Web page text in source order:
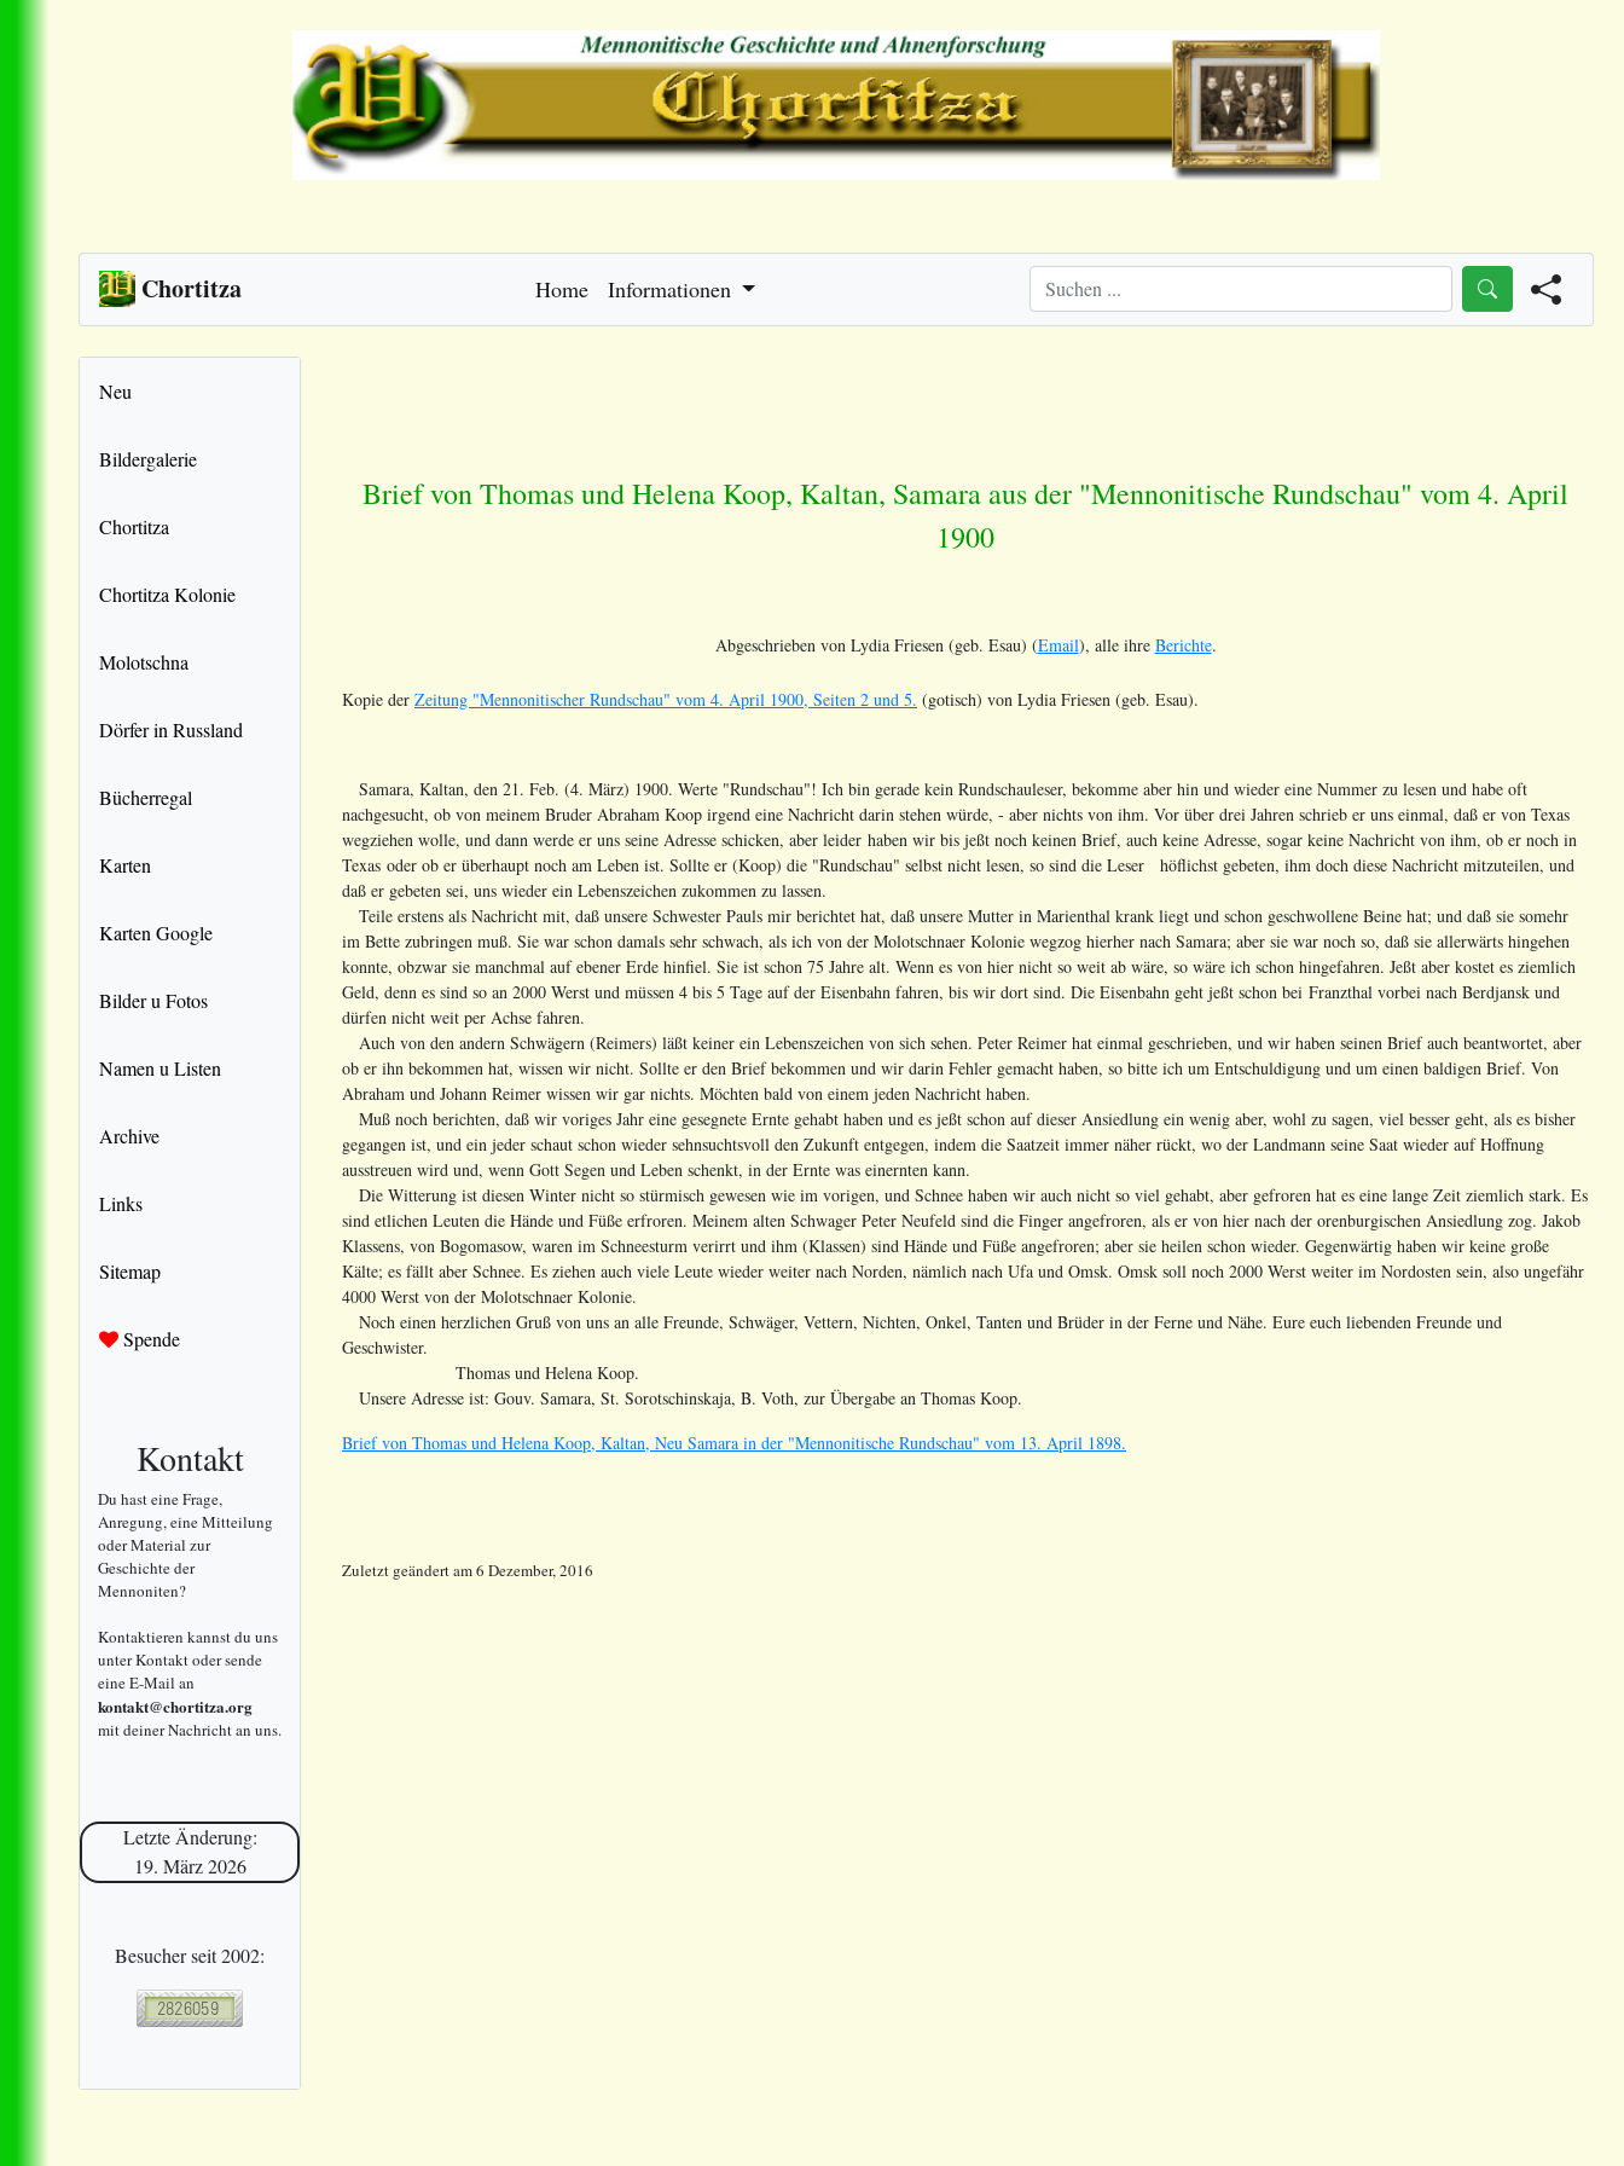
Chortitza Home Informationen
Neu
Bildergalerie
Chortitza
Chortitza Kolonie
Molotschna
Dörfer in Russland
Bücherregal
Karten
Karten Google
Bilder u Fotos
Namen u Listen
Archive
Links
Sitemap
Spende
Kontakt
Du hast eine Frage,
Anregung, eine Mitteilung
oder Material zur
Geschichte der
Mennoniten?
Kontaktieren kannst du uns
unter Kontakt oder sende
eine E-Mail an
kontakt@chortitza.org
mit deiner Nachricht an uns.
Letzte Änderung:
19. März 2026
Besucher seit 2002:
Brief von Thomas und Helena Koop, Kaltan, Samara aus der "Mennonitische Rundschau" vom 4. April
1900
Abgeschrieben von Lydia Friesen (geb. Esau) (Email), alle ihre Berichte.
Kopie der Zeitung "Mennonitischer Rundschau" vom 4. April 1900, Seiten 2 und 5. (gotisch) von Lydia Friesen (geb. Esau).
Samara, Kaltan, den 21. Feb. (4. März) 1900. Werte "Rundschau"! Ich bin gerade kein Rundschauleser, bekomme aber hin und wieder eine Nummer zu lesen und habe oft
nachgesucht, ob von meinem Bruder Abraham Koop irgend eine Nachricht darin stehen würde, - aber nichts von ihm. Vor über drei Jahren schrieb er uns einmal, daß er von Texas
wegziehen wolle, und dann werde er uns seine Adresse schicken, aber leider haben wir bis jeßt noch keinen Brief, auch keine Adresse, sogar keine Nachricht von ihm, ob er noch in
Texas oder ob er überhaupt noch am Leben ist. Sollte er (Koop) die "Rundschau" selbst nicht lesen, so sind die Leser höflichst gebeten, ihm doch diese Nachricht mitzuteilen, und
daß er gebeten sei, uns wieder ein Lebenszeichen zukommen zu lassen.
Teile erstens als Nachricht mit, daß unsere Schwester Pauls mir berichtet hat, daß unsere Mutter in Marienthal krank liegt und schon geschwollene Beine hat; und daß sie somehr
im Bette zubringen muß. Sie war schon damals sehr schwach, als ich von der Molotschnaer Kolonie wegzog hierher nach Samara; aber sie war noch so, daß sie allerwärts hingehen
konnte, obzwar sie manchmal auf ebener Erde hinfiel. Sie ist schon 75 Jahre alt. Wenn es von hier nicht so weit ab wäre, so wäre ich schon hingefahren. Jeßt aber kostet es ziemlich
Geld, denn es sind so an 2000 Werst und müssen 4 bis 5 Tage auf der Eisenbahn fahren, bis wir dort sind. Die Eisenbahn geht jeßt schon bei Franzthal vorbei nach Berdjansk und
dürfen nicht weit per Achse fahren.
Auch von den andern Schwägern (Reimers) läßt keiner ein Lebenszeichen von sich sehen. Peter Reimer hat einmal geschrieben, und wir haben seinen Brief auch beantwortet, aber
ob er ihn bekommen hat, wissen wir nicht. Sollte er den Brief bekommen und wir darin Fehler gemacht haben, so bitte ich um Entschuldigung und um einen baldigen Brief. Von
Abraham und Johann Reimer wissen wir gar nichts. Möchten bald von einem jeden Nachricht haben.
Muß noch berichten, daß wir voriges Jahr eine gesegnete Ernte gehabt haben und es jeßt schon auf dieser Ansiedlung ein wenig aber, wohl zu sagen, viel besser geht, als es bisher
gegangen ist, und ein jeder schaut schon wieder sehnsuchtsvoll den Zukunft entgegen, indem die Saatzeit immer näher rückt, wo der Landmann seine Saat wieder auf Hoffnung
ausstreuen wird und, wenn Gott Segen und Leben schenkt, in der Ernte was einernten kann.
Die Witterung ist diesen Winter nicht so stürmisch gewesen wie im vorigen, und Schnee haben wir auch nicht so viel gehabt, aber gefroren hat es eine lange Zeit ziemlich stark. Es
sind etlichen Leuten die Hände und Füße erfroren. Meinem alten Schwager Peter Neufeld sind die Finger angefroren, als er von hier nach der orenburgischen Ansiedlung zog. Jakob
Klassens, von Bogomasow, waren im Schneesturm verirrt und ihm (Klassen) sind Hände und Füße angefroren; aber sie heilen schon wieder. Gegenwärtig haben wir keine große
Kälte; es fällt aber Schnee. Es ziehen auch viele Leute wieder weiter nach Norden, nämlich nach Ufa und Omsk. Omsk soll noch 2000 Werst weiter im Nordosten sein, also ungefähr
4000 Werst von der Molotschnaer Kolonie.
Noch einen herzlichen Gruß von uns an alle Freunde, Schwäger, Vettern, Nichten, Onkel, Tanten und Brüder in der Ferne und Nähe. Eure euch liebenden Freunde und
Geschwister.
Thomas und Helena Koop.
Unsere Adresse ist: Gouv. Samara, St. Sorotschinskaja, B. Voth, zur Übergabe an Thomas Koop.
Brief von Thomas und Helena Koop, Kaltan, Neu Samara in der "Mennonitische Rundschau" vom 13. April 1898.
Zuletzt geändertam6 Dezember, 2016